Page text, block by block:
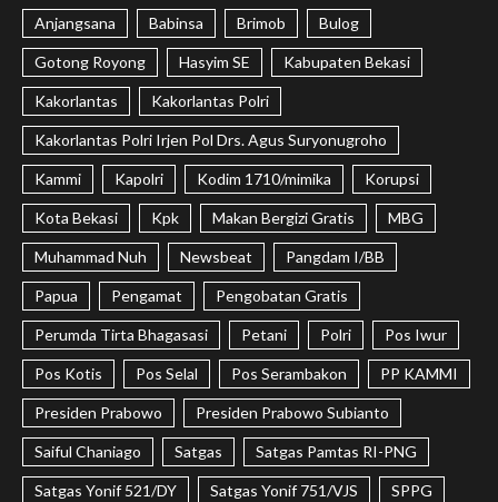
Anjangsana Babinsa Brimob Bulog
Gotong Royong Hasyim SE Kabupaten Bekasi
Kakorlantas Kakorlantas Polri
Kakorlantas Polri Irjen Pol Drs. Agus Suryonugroho
Kammi Kapolri Kodim 1710/mimika Korupsi
Kota Bekasi Kpk Makan Bergizi Gratis MBG
Muhammad Nuh Newsbeat Pangdam I/BB
Papua Pengamat Pengobatan Gratis
Perumda Tirta Bhagasasi Petani Polri Pos Iwur
Pos Kotis Pos Selal Pos Serambakon PP KAMMI
Presiden Prabowo Presiden Prabowo Subianto
Saiful Chaniago Satgas Satgas Pamtas RI-PNG
Satgas Yonif 521/DY Satgas Yonif 751/VJS SPPG